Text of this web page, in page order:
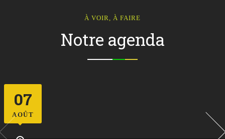
À VOIR, À FAIRE
Notre agenda
11
AOÛT